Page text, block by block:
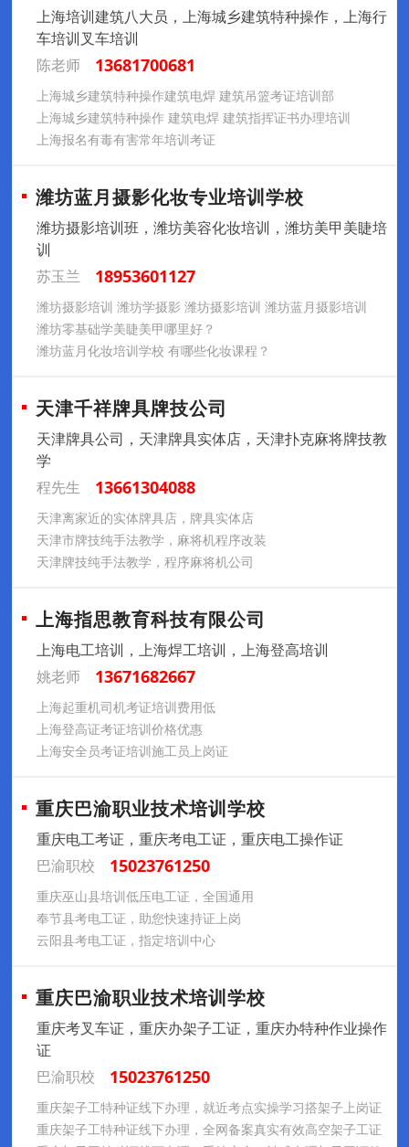
上海培训建筑八大员，上海城乡建筑特种操作，上海行
车培训叉车培训
陈老师
13681700681
上海城乡建筑特种操作建筑电焊 建筑吊篮考证培训部
上海城乡建筑特种操作 建筑电焊 建筑指挥证书办理培训
上海报名有毒有害常年培训考证
潍坊蓝月摄影化妆专业培训学校
潍坊摄影培训班，潍坊美容化妆培训，潍坊美甲美睫培
训
苏玉兰
18953601127
潍坊摄影培训 潍坊学摄影 潍坊摄影培训 潍坊蓝月摄影培训
潍坊零基础学美睫美甲哪里好？
潍坊蓝月化妆培训学校 有哪些化妆课程？
天津千祥牌具牌技公司
天津牌具公司，天津牌具实体店，天津扑克麻将牌技教
学
程先生
13661304088
天津离家近的实体牌具店，牌具实体店
天津市牌技纯手法教学，麻将机程序改装
天津牌技纯手法教学，程序麻将机公司
上海指思教育科技有限公司
上海电工培训，上海焊工培训，上海登高培训
姚老师
13671682667
上海起重机司机考证培训费用低
上海登高证考证培训价格优惠
上海安全员考证培训施工员上岗证
重庆巴渝职业技术培训学校
重庆电工考证，重庆考电工证，重庆电工操作证
巴渝职校
15023761250
重庆巫山县培训低压电工证，全国通用
奉节县考电工证，助您快速持证上岗
云阳县考电工证，指定培训中心
重庆巴渝职业技术培训学校
重庆考叉车证，重庆办架子工证，重庆办特种作业操作
证
巴渝职校
15023761250
重庆架子工特种证线下办理，就近考点实操学习搭架子上岗证
重庆架子工特种证线下办理，全网备案真实有效高空架子工证